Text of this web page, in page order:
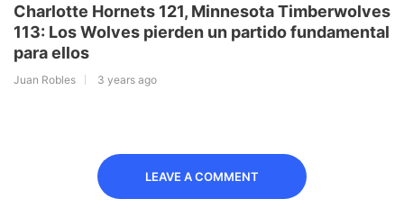
Charlotte Hornets 121, Minnesota Timberwolves
113: Los Wolves pierden un partido fundamental
para ellos
Juan Robles 3 years ago
LEAVE A COMMENT